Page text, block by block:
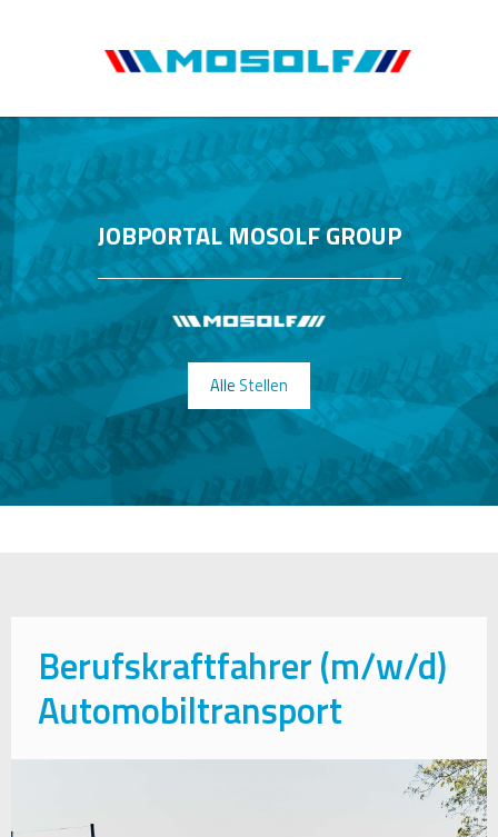
JOBPORTAL MOSOLF GROUP
Alle Stellen
Berufskraftfahrer (m/w/d)
Automobiltransport